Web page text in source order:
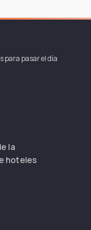
para pasar el día
la
hoteles